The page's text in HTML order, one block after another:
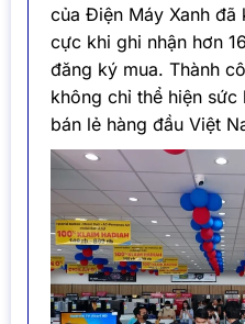
của Điện Máy Xanh
cực khi ghi nhận hơn
đăng ký mua. Thành
không chỉ thể hiện sức
bán lẻ hàng đầu Việt